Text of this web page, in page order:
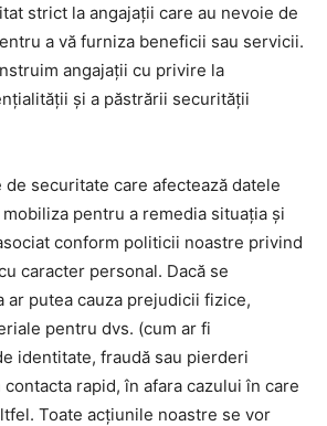
strict la angajații care au nevoie de
a vă furniza beneficii sau servicii.
angajații cu privire la
și a păstrării securității
securitate care afectează datele
pentru a remedia situația și
conform politicii noastre privind
caracter personal. Dacă se
ar putea cauza prejudicii fizice,
pentru dvs. (cum ar fi
identitate, fraudă sau pierderi
rapid, în afara cazului în care
Toate acțiunile noastre se vor